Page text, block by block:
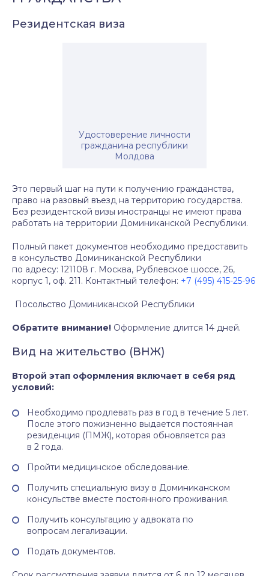
Резидентская виза
Удостоверение личности
гражданина республики
Молдова
Это первый шаг на пути к получению гражданства,
право на разовый въезд на территорию государства.
Без резидентской визы иностранцы не имеют права
работать на территории Доминиканской Республики.
Полный пакет документов необходимо предоставить
в консульство Доминиканской Республики
по адресу: 121108 г. Москва, Рублевское шоссе, 26,
корпус 1, оф. 211. Контактный телефон: +7 (495) 415-25-96
Посольство Доминиканской Республики
Обратите внимание! Оформление длится 14 дней.
Вид на жительство (ВНЖ)
Второй этап оформления включает в себя ряд
условий:
Необходимо продлевать раз в год в течение 5 лет.
После этого пожизненно выдается постоянная
резиденция (ПМЖ), которая обновляется раз
в 2 года.
Пройти медицинское обследование.
Получить специальную визу в Доминиканском
консульстве вместе постоянного проживания.
Получить консультацию у адвоката по
вопросам легализации.
Подать документов.